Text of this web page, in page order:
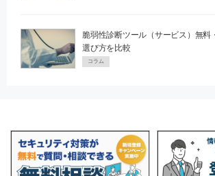
脆弱性診断ツール（サービス）無料
選び方を比較
コラム